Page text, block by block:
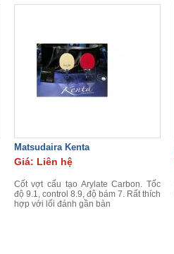
Matsudaira Kenta
Giá: Liên hệ
Cốt vợt cấu tạo Arylate Carbon. Tốc
độ 9.1, control 8.9, độ bám 7. Rất thích
hợp với lối đánh gần bàn